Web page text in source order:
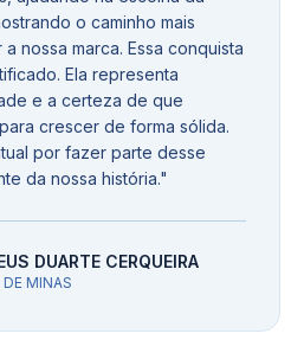
o caminho mais
nossa marca. Essa conquista
Ela representa
e a certeza de que
crescer de forma sólida.
por fazer parte desse
da nossa história."
DUARTE CERQUEIRA
MINAS